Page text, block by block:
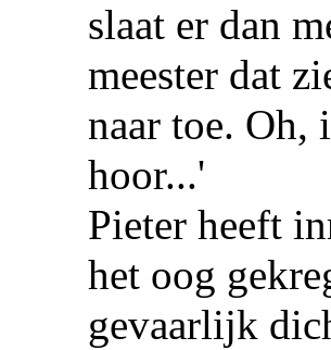
slaat er dan
meester dat
naar toe. Oh,
hoor...'
Pieter heeft
het oog
gevaarlijk